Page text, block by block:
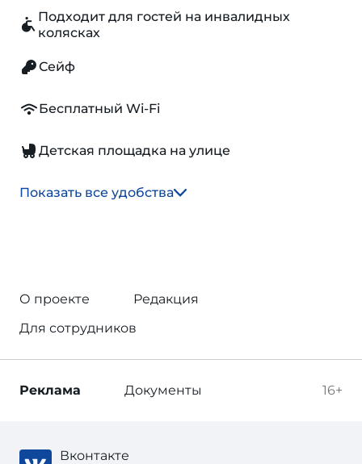
Подходит для гостей на инвалидных
колясках
Сейф
Бесплатный Wi-Fi
Детская площадка на улице
Показать все удобства
О проекте
Редакция
Для сотрудников
16+
Реклама Документы
Вконтакте